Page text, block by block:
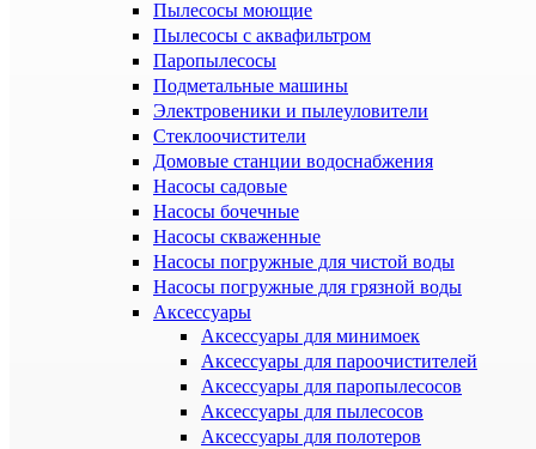
Пылесосы моющие
Пылесосы с аквафильтром
Паропылесосы
Подметальные машины
Электровеники и пылеуловители
Стеклоочистители
Домовые станции водоснабжения
Насосы садовые
Насосы бочечные
Насосы скваженные
Насосы погружные для чистой воды
Насосы погружные для грязной воды
Аксессуары
Аксессуары для минимоек
Аксессуары для пароочистителей
Аксессуары для паропылесосов
Аксессуары для пылесосов
Аксессуары для полотеров